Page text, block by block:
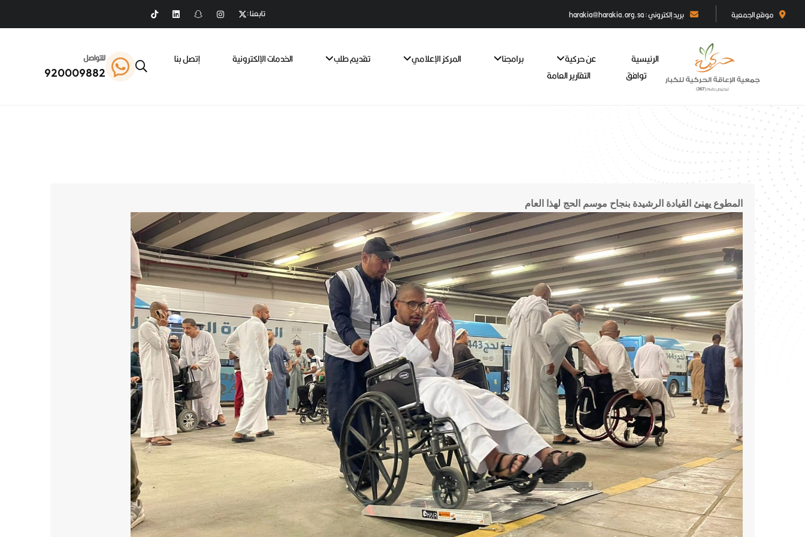
موقع الجمعية بريد إلكتروني : harakia@harakia.org.sa تابعنا :
الرئيسية عن حركية برامجنا المركز الإعلامي تقديم طلب الخدمات الإلكترونية
إتصل بنا
توافق
التقارير العامة
للتواصل
920009882
المطوع يهنئ القيادة الرشيدة بنجاح موسم الحج لهذا العام